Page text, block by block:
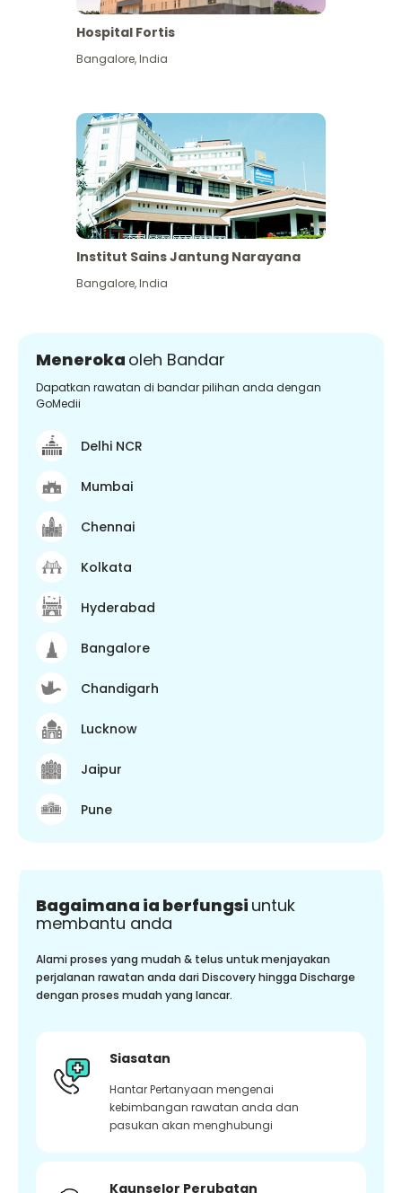
Hospital Fortis
Bangalore,India
Institut Sains Jantung Narayana
Bangalore,India
Meneroka oleh Bandar
Dapatkan rawatan di bandar pilihan anda dengan
GoMedii
Delhi NCR
Mumbai
Chennai
Kolkata
Hyderabad
Bangalore
Chandigarh
Lucknow
Jaipur
Pune
Bagaimana ia berfungsi untuk
membantu anda
Alami proses yang mudah & telus untuk menjayakan
perjalanan rawatan anda dari Discovery hingga Discharge
dengan proses mudah yang lancar.
Siasatan
Hantar Pertanyaan mengenai
kebimbangan rawatan anda dan
pasukan akan menghubungi
Kaunselor Perubatan